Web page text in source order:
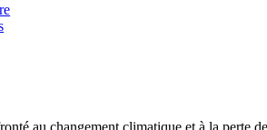
au changement climatique et à la perte